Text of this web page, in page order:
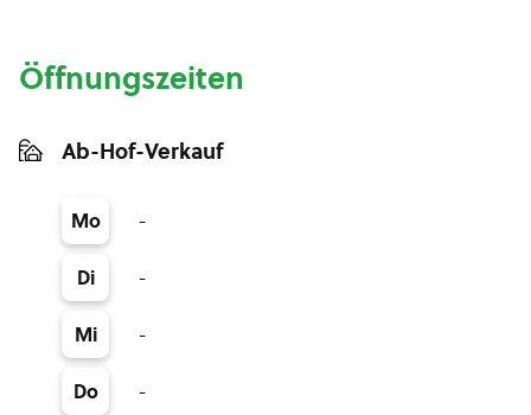
Öffnungszeiten
Ab-Hof-Verkauf
Mo -
Di -
Mi -
Do -